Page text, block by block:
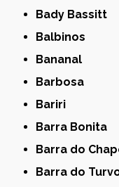
Bady Bassitt
Balbinos
Bananal
Barbosa
Bariri
Barra Bonita
Barra do
Barra do